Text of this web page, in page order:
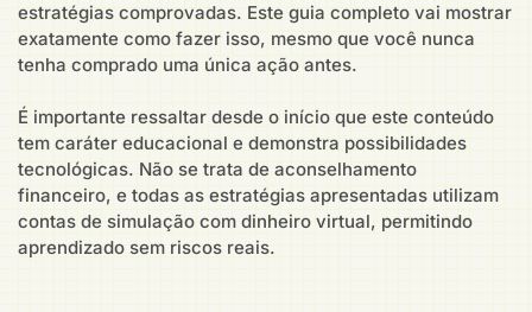
estratégias comprovadas. Este guia completo vai mostrar
exatamente como fazer isso, mesmo que você nunca
tenha comprado uma única ação antes.
É importante ressaltar desde o início que este conteúdo
tem caráter educacional e demonstra possibilidades
tecnológicas. Não se trata de aconselhamento
financeiro, e todas as estratégias apresentadas utilizam
contas de simulação com dinheiro virtual, permitindo
aprendizado sem riscos reais.